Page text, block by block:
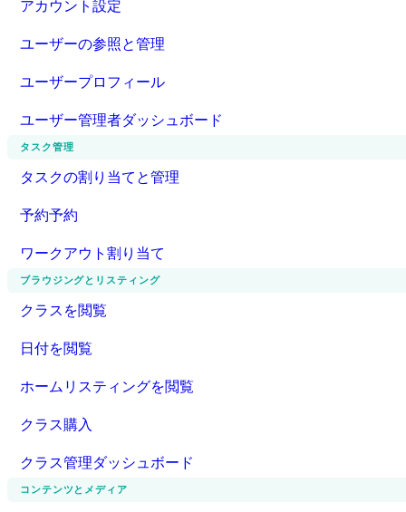
アカウント設定
ユーザーの参照と管理
ユーザープロフィール
ユーザー管理者ダッシュボード
タスク管理
タスクの割り当てと管理
予約予約
ワークアウト割り当て
ブラウジングとリスティング
クラスを閲覧
日付を閲覧
ホームリスティングを閲覧
クラス購入
クラス管理ダッシュボード
コンテンツとメディア